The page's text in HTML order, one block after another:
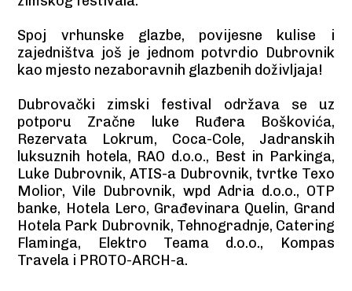
Spoj vrhunske glazbe, povijesne kulise i
zajedništva još je jednom potvrdio Dubrovnik
kao mjesto nezaboravnih glazbenih doživljaja!
Dubrovački zimski festival održava se uz
potporu Zračne luke Ruđera Boškovića,
Rezervata Lokrum, Coca-Cole, Jadranskih
luksuznih hotela, RAO d.o.o., Best in Parkinga,
Luke Dubrovnik, ATIS-a Dubrovnik, tvrtke Texo
Molior, Vile Dubrovnik, wpd Adria d.o.o., OTP
banke, Hotela Lero, Građevinara Quelin, Grand
Hotela Park Dubrovnik, Tehnogradnje, Catering
Flaminga, Elektro Teama d.o.o., Kompas
Travela i PROTO-ARCH-a.